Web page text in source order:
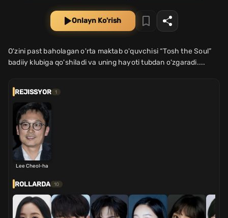
Onlayn Ko'rish
O'zini past baholagan o'rta maktab o'quvchisi “Tosh the Soul”
badiiy klubiga qo'shiladi va uning hayoti tubdan o'zgaradi....
REJISSYOR 1
Lee Cheol-ha
ROLLARDA 10